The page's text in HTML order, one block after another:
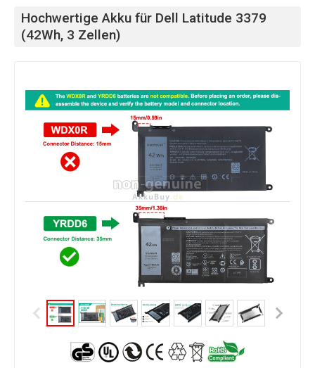
Hochwertige Akku für Dell Latitude 3379
(42Wh, 3 Zellen)